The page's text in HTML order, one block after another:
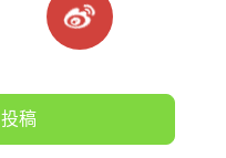
投稿